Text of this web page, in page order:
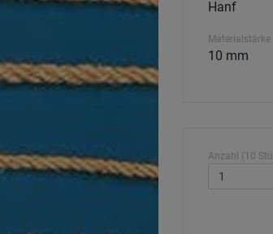
Hanf
Materialstärke
10 mm
Anzahl (10